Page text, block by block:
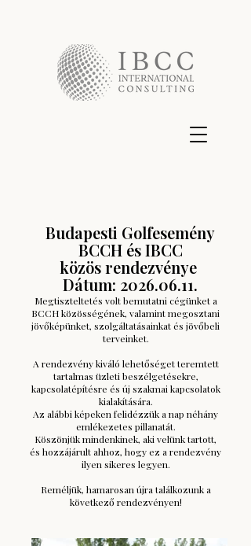
Budapesti Golfesemény
BCCH és IBCC
közös rendezvénye
Dátum: 2026.06.11.
Megtiszteltetés volt bemutatni cégünket a
BCCH közösségének, valamint megosztani
jövőképünket, szolgáltatásainkat és jövőbeli
terveinket.
A rendezvény kiváló lehetőséget teremtett
tartalmas üzleti beszélgetésekre,
kapcsolatépítésre és új szakmai kapcsolatok
kialakítására.
Az alábbi képeken felidézzük a nap néhány
emlékezetes pillanatát.
Köszönjük mindenkinek, aki velünk tartott,
és hozzájárult ahhoz, hogy ez a rendezvény
ilyen sikeres legyen.
Reméljük, hamarosan újra találkozunk a
következő rendezvényen!